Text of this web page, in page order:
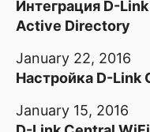
Интеграция D-
Active Directory
January 22, 2016
Настройка D-Link
January 15, 2016